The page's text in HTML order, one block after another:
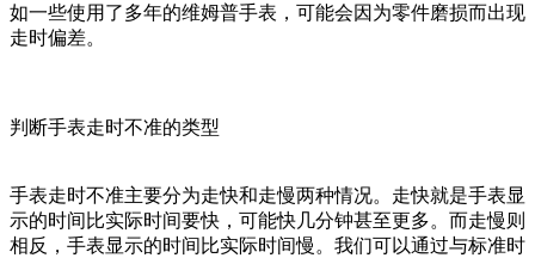
如一些使用了多年的维姆普手表，可能会因为零件磨损而出现
走时偏差。
判断手表走时不准的类型
手表走时不准主要分为走快和走慢两种情况。走快就是手表显
示的时间比实际时间要快，可能快几分钟甚至更多。而走慢则
相反，手表显示的时间比实际时间慢。我们可以通过与标准时